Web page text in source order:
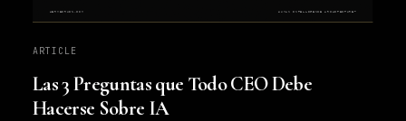
ARTICLE
Las 3 Preguntas que Todo CEO Debe
Hacerse Sobre IA